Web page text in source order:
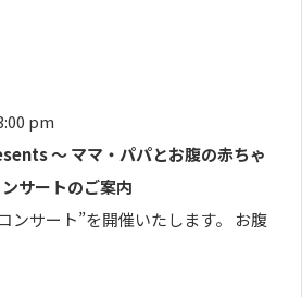
pm
～ ママ・パパとお腹の赤ちゃ
サートのご案内
ンサート”を開催いたします。 お腹